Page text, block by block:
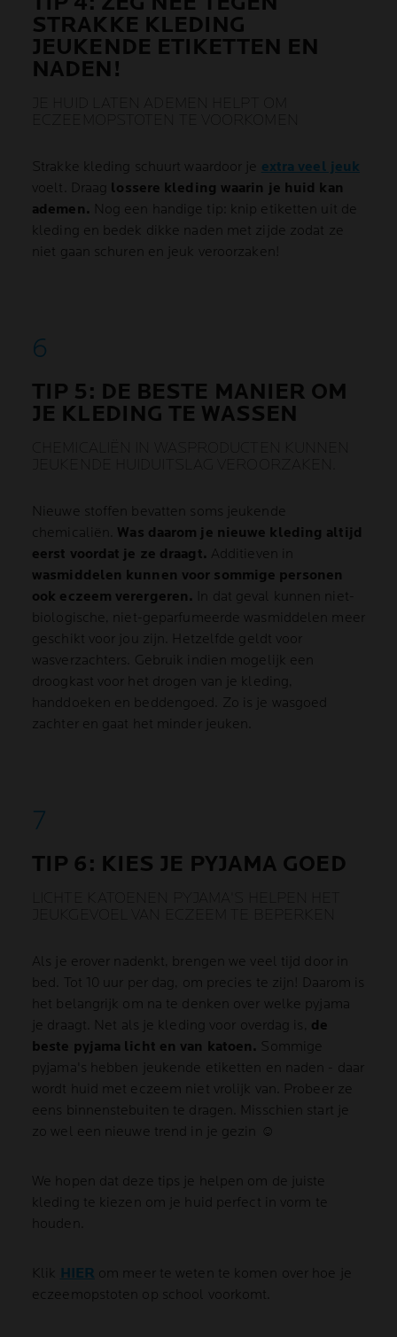
STRAKKE KLEDING
JEUKENDE ETIKETTEN EN
NADEN!
Strakke kleding schuurt waardoor je extra veel jeuk
voelt. Draag lossere kleding waarin je huid kan
ademen. Nog een handige tip: knip etiketten uit de
kleding en bedek dikke naden met zijde zodat ze
niet gaan schuren en jeuk veroorzaken!
TIP 5: DE BESTE MANIER OM
JE KLEDING TE WASSEN
Nieuwe stoffen bevatten soms jeukende
chemicaliën. Was daarom je nieuwe kleding altijd
eerst voordat je ze draagt. Additieven in
wasmiddelen kunnen voor sommige personen
ook eczeem verergeren.
In dat geval kunnen niet-
biologische, niet-geparfumeerde wasmiddelen meer
geschikt voor jou zijn. Hetzelfde geldt voor
wasverzachters. Gebruik indien mogelijk een
droogkast voor het drogen van je kleding,
handdoeken en beddengoed. Zo is je wasgoed
zachter en gaat het minder jeuken.
TIP 6: KIES JE PYJAMA GOED
Als je erover nadenkt, brengen we veel tijd door in
bed. Tot 10 uur per dag, om precies te zijn! Daarom is
het belangrijk om na te denken over welke pyjama
je draagt. Net als je kleding voor overdag is, de
beste pyjama licht en van katoen. Sommige
pyjama's hebben jeukende etiketten en naden - daar
wordt huid met eczeem niet vrolijk van. Probeer ze
eens binnenstebuiten te dragen. Misschien start je
zo wel een nieuwe trend in je gezin ☺
We hopen dat deze tips je helpen om de juiste
kleding te kiezen om je huid perfect in vorm te
houden.
Klik HIER om meer te weten te komen over hoe je
eczeemopstoten op school voorkomt.